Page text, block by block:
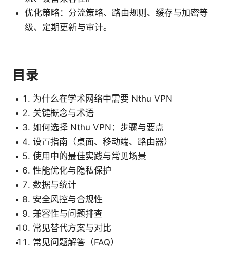
优化策略：分流策略、路由规则、缓存与加密等
级、定期更新与审计。
目录
为什么在学术网络中需要 Nthu VPN
关键概念与术语
如何选择 Nthu VPN：步骤与要点
设置指南（桌面、移动端、路由器）
使用中的最佳实践与常见场景
性能优化与隐私保护
数据与统计
安全风控与合规性
兼容性与问题排查
常见替代方案与对比
常见问题解答（FAQ）